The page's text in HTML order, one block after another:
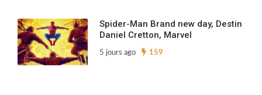
Spider-Man Brand new day, Destin
Daniel Cretton, Marvel
5 jours ago 159